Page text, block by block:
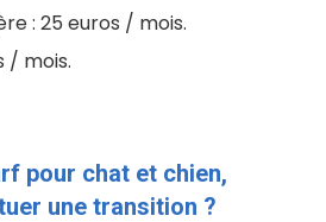
: 25 euros / mois.
/ mois.
pour chat et chien,
une transition ?